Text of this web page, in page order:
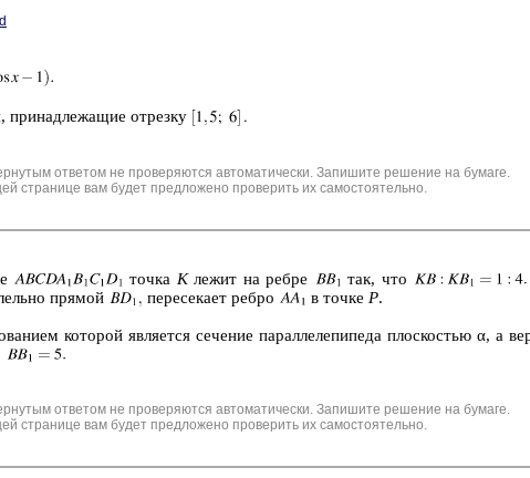
при­над­ле­жа­щие от­рез­ку
ответом не проверяются автоматически. Запишите решение на бумаге.
странице вам будет предложено проверить их самостоятельно.
точка Kлежит на ребре так, что
пря­мой пе­ре­се­ка­ет ребро в точке Р.
ко­то­рой яв­ля­ет­ся се­че­ние па­рал­ле­ле­пи­пе­да плос­ко­стью α, а
ответом не проверяются автоматически. Запишите решение на бумаге.
странице вам будет предложено проверить их самостоятельно.